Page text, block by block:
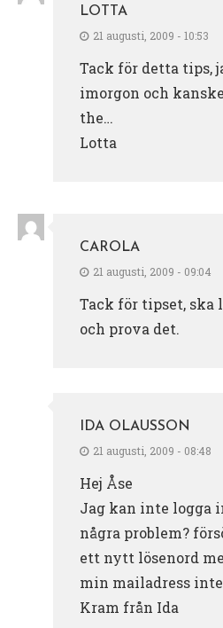
LOTTA
21 augusti, 2009 - 10:53
Tack för detta tips,
imorgon och
the…
Lotta
CAROLA
21 augusti, 2009 - 09:04
Tack för tipset, ska
och prova det.
IDA OLAUSSON
21 augusti, 2009 - 08:48
Hej Åse
Jag kan inte logga
några problem?
ett nytt lösenord
min mailadress
Kram från Ida